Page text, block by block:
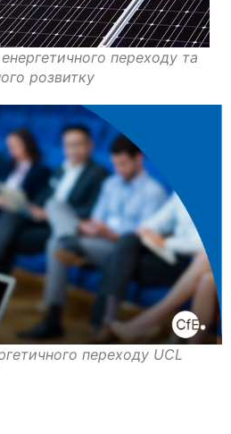
переходу та
розвитку
переходу UCL